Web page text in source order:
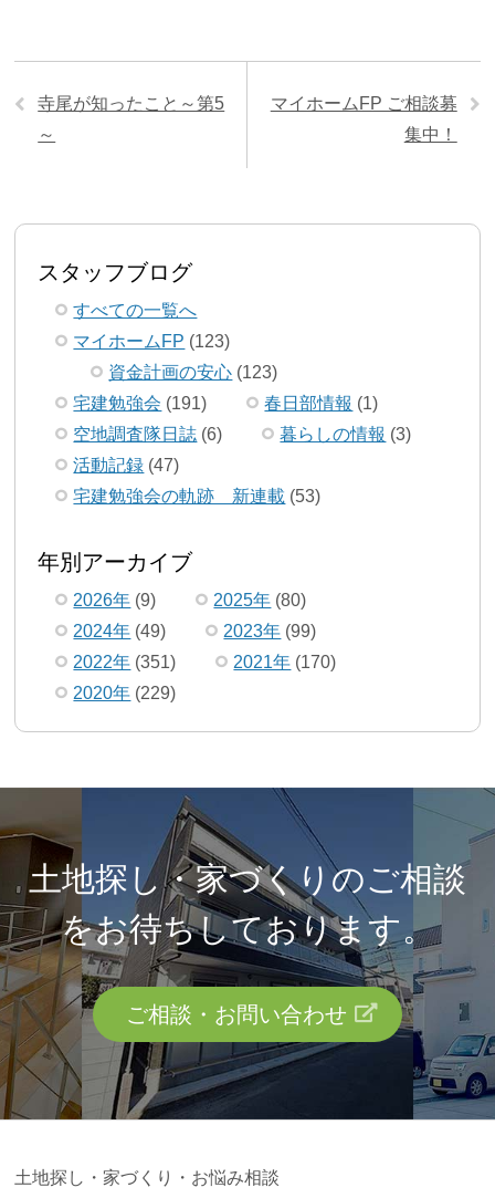
寺尾が知ったこと～第5
～
マイホームFP ご相談募
集中！
スタッフブログ
すべての一覧へ
マイホームFP (123)
資金計画の安心 (123)
宅建勉強会 (191) 春日部情報 (1)
空地調査隊日誌 (6) 暮らしの情報 (3)
活動記録 (47)
宅建勉強会の軌跡 新連載 (53)
年別アーカイブ
2026年 (9) 2025年 (80)
2024年 (49) 2023年 (99)
2022年 (351) 2021年 (170)
2020年 (229)
土地探し・家づくりのご相談
をお待ちしております。
ご相談・お問い合わせ
土地探し・家づくり・お悩み相談